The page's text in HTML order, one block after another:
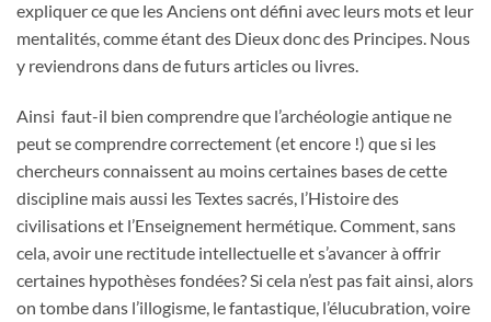
expliquer ce que les Anciens ont défini avec leurs mots et leur
mentalités, comme étant des Dieux donc des Principes. Nous
y reviendrons dans de futurs articles ou livres.
Ainsi faut-il bien comprendre que l’archéologie antique ne
peut se comprendre correctement (et encore !) que si les
chercheurs connaissent au moins certaines bases de cette
discipline mais aussi les Textes sacrés, l’Histoire des
civilisations et l’Enseignement hermétique. Comment, sans
cela, avoir une rectitude intellectuelle et s’avancer à offrir
certaines hypothèses fondées? Si cela n’est pas fait ainsi, alors
on tombe dans l’illogisme, le fantastique, l’élucubration, voire